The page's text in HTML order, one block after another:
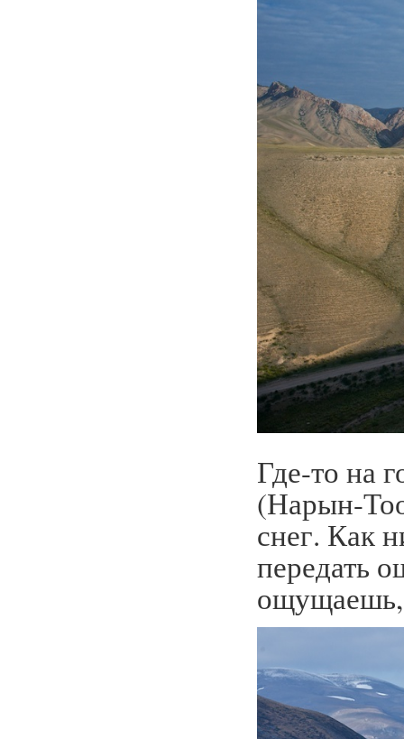
Где-то на
(Нарын-
снег. Как
передать
ощущаешь,